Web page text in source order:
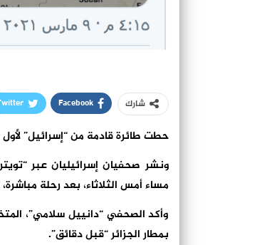
شارك Facebook
حطت طائرة قادمة من “إسرائيل” لأول
ونشر صحفيان إسرائيليان عبر
مساء أمس الثلاثاء، بعد رحلة
وأكد الصحفي “دانييل سلامي”،
بمطار الجزائر “قبل دقائق”.